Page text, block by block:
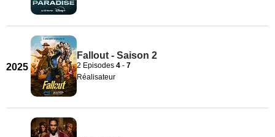
2025
Fallout - Saison 2
2 Episodes 4 - 7
Réalisateur